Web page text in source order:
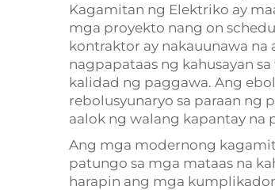
Kagamitan ng Elektriko ay
mga proyekto nang on
kontraktor ay nakauunawa
nagpapataas ng kahusayan
kalidad ng paggawa. Ang
rebolusyunaryo sa paraan ng
aalok ng walang kapantay na
Ang mga modernong
patungo sa mga mataas na
harapin ang mga